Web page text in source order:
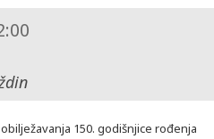
150. godišnjice rođenja